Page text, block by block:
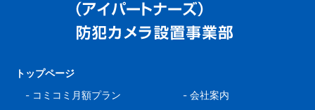
トップページ
- コミコミ月額プラン
-会社案内